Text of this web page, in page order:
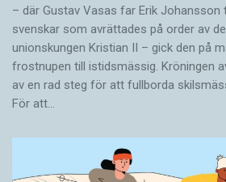
– där Gustav ­Vasas far Erik ­Johans­son
svenskar som avrättades på order av
unionskungen Kristian II – gick den på
frostnupen till istidsmässig. Kröningen
av en rad steg för att fullborda
För att…